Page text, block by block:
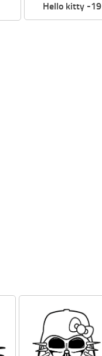
Hello kitty -19